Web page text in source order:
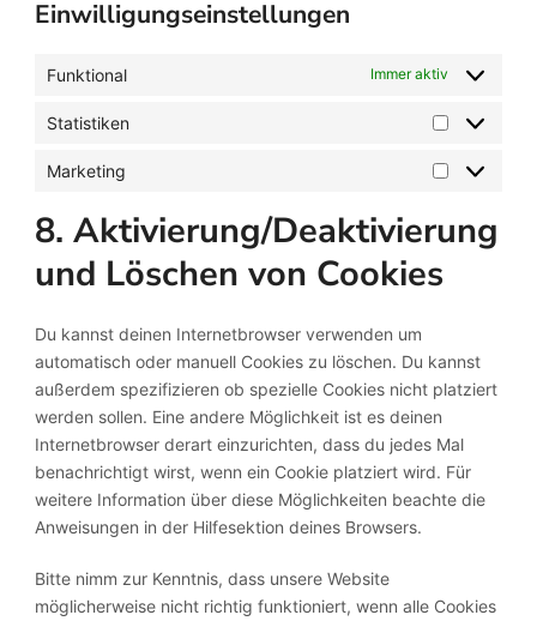
Einwilligungseinstellungen
Funktional Immer aktiv
Statistiken
Statistiken
Marketing
Marketing
8. Aktivierung/Deaktivierung
und Löschen von Cookies
Du kannst deinen Internetbrowser verwenden um
automatisch oder manuell Cookies zu löschen. Du kannst
außerdem spezifizieren ob spezielle Cookies nicht platziert
werden sollen. Eine andere Möglichkeit ist es deinen
Internetbrowser derart einzurichten, dass du jedes Mal
benachrichtigt wirst, wenn ein Cookie platziert wird. Für
weitere Information über diese Möglichkeiten beachte die
Anweisungen in der Hilfesektion deines Browsers.
Bitte nimm zur Kenntnis, dass unsere Website
möglicherweise nicht richtig funktioniert, wenn alle Cookies